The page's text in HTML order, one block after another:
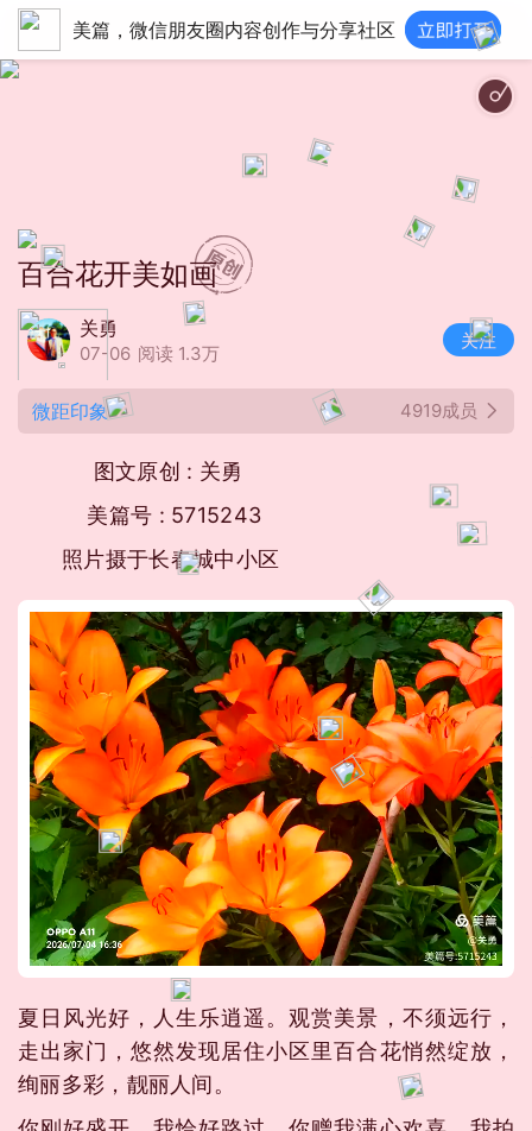
美篇，微信朋友圈内容创作与分享社区
百合花开美如画
关勇
07-06 阅读 1.3万
关注
微距印象 4919成员
图文原创 : 关勇
美篇号 : 5715243
照片摄于长春城中小区
夏日风光好，人生乐逍遥。观赏美景，不须远行，
走出家门，悠然发现居住小区里百合花悄然绽放，
绚丽多彩，靓丽人间。
温暖钢琴 - Romantic